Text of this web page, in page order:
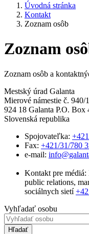
Úvodná stránka
Kontakt
Zoznam osôb
Zoznam
Zoznam osôb a
Mestský úrad Galanta
Mierové námestie č. 940/1
924 18 Galanta P.O. Box
Slovenská republika
Spojovateľka:
Fax: +421/31/780
e-mail:
Kontakt pre
public relations,
sociálnych sietí
Vyhľadať osobu
Hľadať